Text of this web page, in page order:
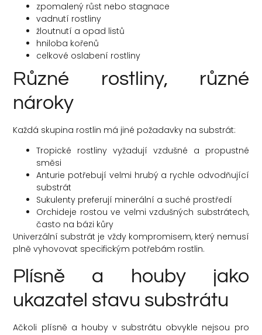
zpomalený růst nebo stagnace
vadnutí rostliny
žloutnutí a opad listů
hniloba kořenů
celkové oslabení rostliny
Různé rostliny, různé
nároky
Každá skupina rostlin má jiné požadavky na substrát:
Tropické rostliny vyžadují vzdušné a propustné
směsi
Anturie potřebují velmi hrubý a rychle odvodňující
substrát
Sukulenty preferují minerální a suché prostředí
Orchideje rostou ve velmi vzdušných substrátech,
často na bázi kůry
Univerzální substrát je vždy kompromisem, který nemusí
plně vyhovovat specifickým potřebám rostlin.
Plísně a houby jako
ukazatel stavu substrátu
Ačkoli plísně a houby v substrátu obvykle nejsou pro